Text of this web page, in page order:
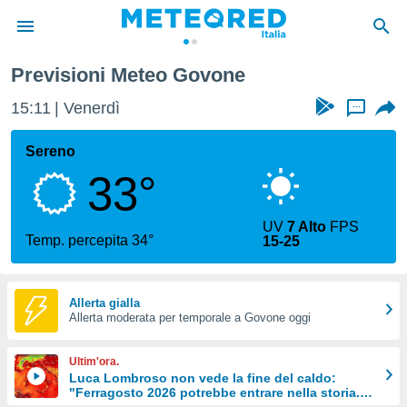
di
per
le
di
Web
le
Previsioni Meteo Govone
15:11 Venerdì ...
Sereno
33°
Temp. percepita 34°
UV7 Alto FPS
15-25
Allerta gialla
Allerta moderata per temporale a Govone oggi
Ultim'ora.
Luca Lombroso non vede la fine del caldo:
"Ferragosto 2026 potrebbe entrare nella storia.